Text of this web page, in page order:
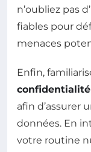
n’oubliez pas
fiables pour
menaces
Enfin,
confidentialité
afin d’assurer
données. En
votre routine